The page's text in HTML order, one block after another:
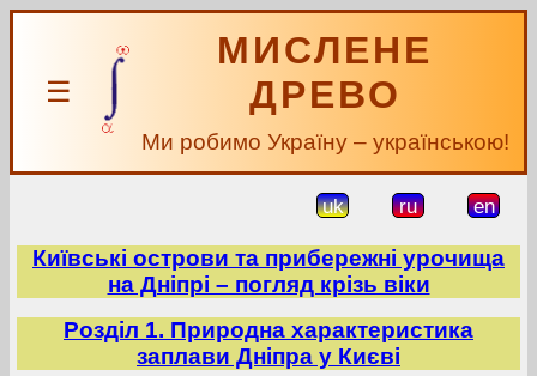
☰
МИСЛЕНЕ
ДРЕВО
Ми робимо Україну – українською!
uk ru en
Київські острови та прибережні урочища
на Дніпрі – погляд крізь віки
Розділ 1. Природна характеристика
заплави Дніпра у Києві